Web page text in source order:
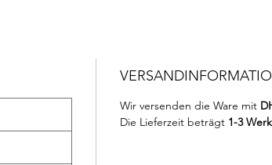
Wir versenden die Ware mit
Die Lieferzeit beträgt 1-3